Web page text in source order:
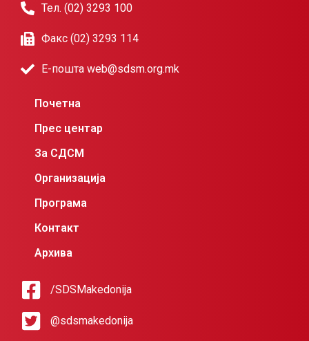
Тел. (02) 3293 100
Факс (02) 3293 114
Е-пошта web@sdsm.org.mk
Почетна
Прес центар
За СДСМ
Организација
Програма
Контакт
Архива
/SDSMakedonija
@sdsmakedonija